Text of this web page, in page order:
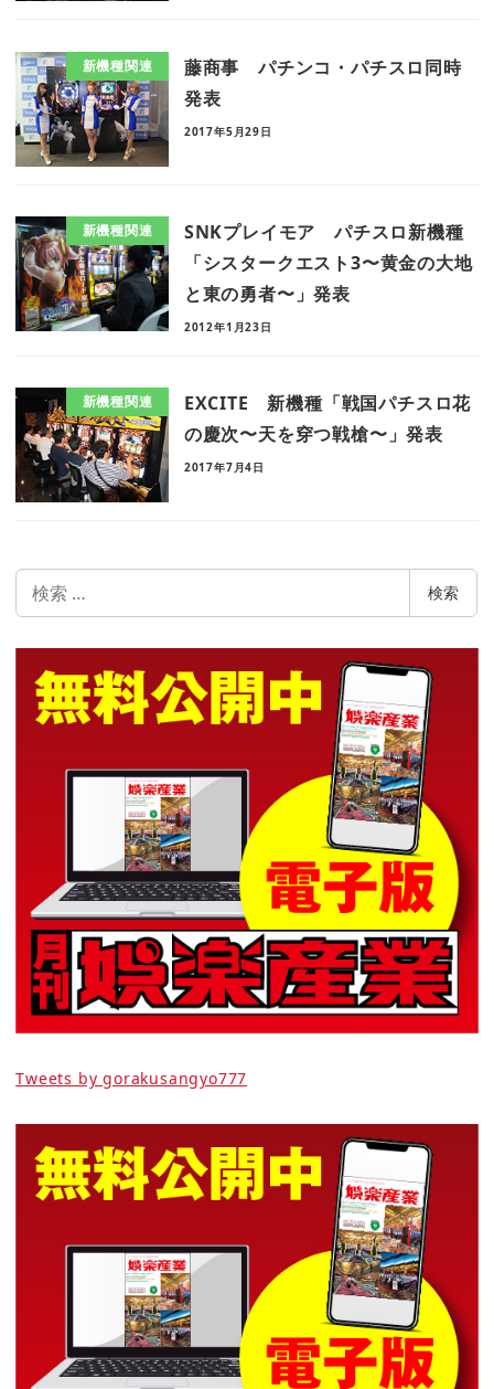
新機種関連
藤商事 パチンコ・パチスロ同時
発表
2017年5月29日
新機種関連
SNKプレイモア パチスロ新機種
「シスタークエスト3〜黄金の大地
と東の勇者〜」発表
2012年1月23日
新機種関連
EXCITE 新機種「戦国パチスロ花
の慶次〜天を穿つ戦槍〜」発表
2017年7月4日
索
検索
Tweets by gorakusangyo777